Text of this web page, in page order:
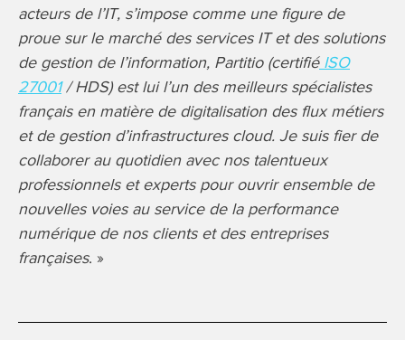
acteurs de l’IT, s’impose comme une figure de
proue sur le marché des services IT et des solutions
de gestion de l’information, Partitio (certifiéISO
27001/ HDS) est lui l’un des meilleurs spécialistes
français en matière de digitalisation des flux métiers
et de gestion d’infrastructures cloud. Je suis fier de
collaborer au quotidien avec nos talentueux
professionnels et experts pour ouvrir ensemble de
nouvelles voies au service de la performance
numérique de nos clients et des entreprises
françaises. »